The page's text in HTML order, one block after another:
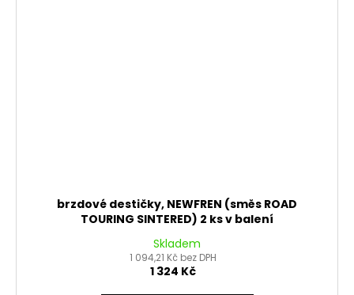
brzdové destičky, NEWFREN (směs ROAD
TOURING SINTERED) 2 ks v balení
Skladem
1 094,21 Kč bez DPH
1 324 Kč